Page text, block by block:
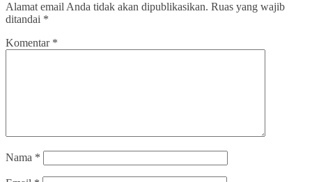
Alamat email Anda tidak akan dipublikasikan. Ruas yang wajib
ditandai *
Komentar *
Nama *